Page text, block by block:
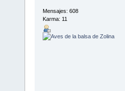
Mensajes: 608
Karma: 11